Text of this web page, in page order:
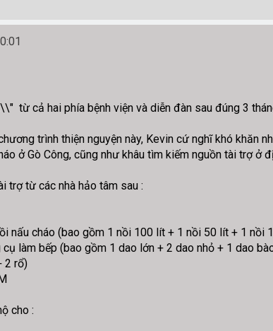
từ cả hai phía bệnh viện và diễn đàn sau đúng 3
trình thiện nguyện này, Kevin cứ nghĩ khó khăn
ở Gò Công, cũng như khâu tìm kiếm nguồn tài trợ ở
trợ từ các nhà hảo tâm sau :
nấu cháo (bao gồm 1 nồi 100 lít + 1 nồi 50 lít + 1 nồi
làm bếp (bao gồm 1 dao lớn + 2 dao nhỏ + 1 dao
2 rổ)
cho :